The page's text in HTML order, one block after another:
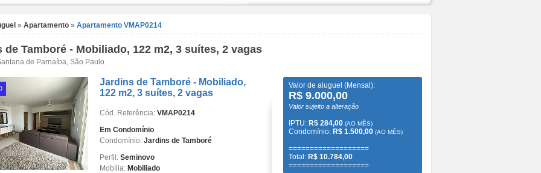
» Apartamento » Apartamento VMAP0214
de Tamboré - Mobiliado, 122 m2, 3 suítes, 2 vagas
de Parnaíba, São Paulo
Jardins de Tamboré - Mobiliado,
122 m2, 3 suítes, 2 vagas
Cód. Referência: VMAP0214
Em Condomínio
Condomínio: Jardins de Tamboré
Perfil: Seminovo
Mobília: Mobiliado
Valor de aluguel (Mensal):
R$ 9.000,00
Valor sujeito a alteração
IPTU: R$ 284,00 (AO MÊS)
Condomínio: R$ 1.500,00 (AO MÊS)
===================
Total: R$ 10.784,00
===================